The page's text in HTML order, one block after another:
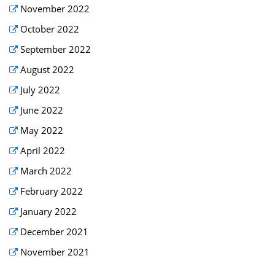
November 2022
October 2022
September 2022
August 2022
July 2022
June 2022
May 2022
April 2022
March 2022
February 2022
January 2022
December 2021
November 2021